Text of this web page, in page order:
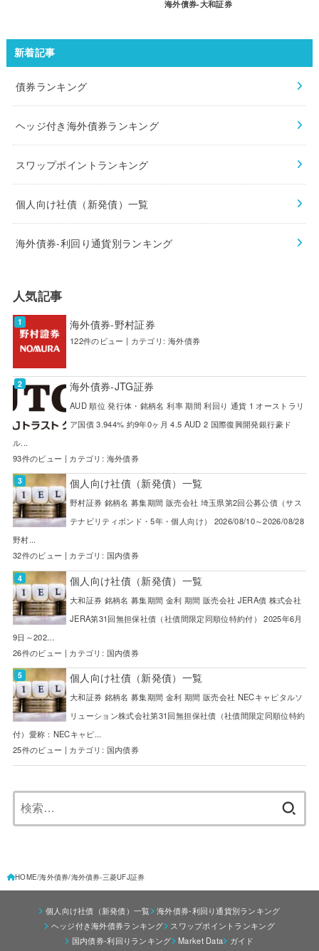
海外債券-大和証券
新着記事
債券ランキング
ヘッジ付き海外債券ランキング
スワップポイントランキング
個人向け社債（新発債）一覧
海外債券-利回り通貨別ランキング
人気記事
海外債券-野村証券
122件のビュー | カテゴリ: 海外債券
海外債券-JTG証券
AUD 順位 発行体・銘柄名 利率 期間 利回り 通貨 1 オーストラリ
ア国債 3.944% 約9年0ヶ月 4.5 AUD 2 国際復興開発銀行豪ド
ル...
93件のビュー | カテゴリ: 海外債券
個人向け社債（新発債）一覧
野村証券 銘柄名 募集期間 販売会社 埼玉県第2回公募公債（サス
テナビリティボンド・5年・個人向け） 2026/08/10～2026/08/28
野村...
32件のビュー | カテゴリ: 国内債券
個人向け社債（新発債）一覧
大和証券 銘柄名 募集期間 金利 期間 販売会社 JERA債 株式会社
JERA第31回無担保社債（社債間限定同順位特約付） 2025年6月
9日～202...
26件のビュー | カテゴリ: 国内債券
個人向け社債（新発債）一覧
大和証券 銘柄名 募集期間 金利 期間 販売会社 NECキャピタルソ
リューション株式会社第31回無担保社債（社債間限定同順位特約
付）愛称：NECキャピ...
25件のビュー | カテゴリ: 国内債券
HOME 海外債券 海外債券-三菱UFJ証券
個人向け社債（新発債）一覧
海外債券-利回り通貨別ランキング
ヘッジ付き海外債券ランキング
スワップポイントランキング
国内債券-利回りランキング
Market Data ガイド